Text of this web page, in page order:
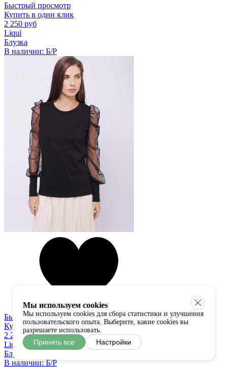
Быстрый просмотр
Купить в один клик
2 250 руб
Liqui
Блузка
В наличии: Б/Р
Быстрый просмотр
Купить в один клик
2 250 руб
Liqui
Блузка
В наличии: Б/Р
Мы используем cookies
Мы используем cookies для сбора статистики и улучшения
пользовательского опыта. Выберите, какие cookies вы
разрешаете использовать.
Принять все Настройки